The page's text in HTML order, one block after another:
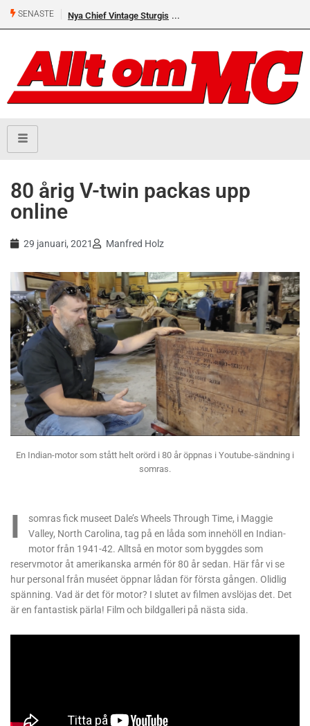
SENASTE Nya Chief Vintage Sturgis
80 årig V-twin packas upp
online
29 januari, 2021 Manfred Holz
En Indian-motor som stått helt orörd i 80 år öppnas i Youtube-sändning i
somras.
I
somras fick museet Dale’s Wheels Through Time, i Maggie
Valley, North Carolina, tag på en låda som innehöll en Indian-
motor från 1941-42. Alltså en motor som byggdes som
reservmotor åt amerikanska armén för 80 år sedan. Här får vi se
hur personal från muséet öppnar lådan för första gången. Olidlig
spänning. Vad är det för motor? I slutet av filmen avslöjas det. Det
är en fantastisk pärla! Film och bildgalleri på nästa sida.